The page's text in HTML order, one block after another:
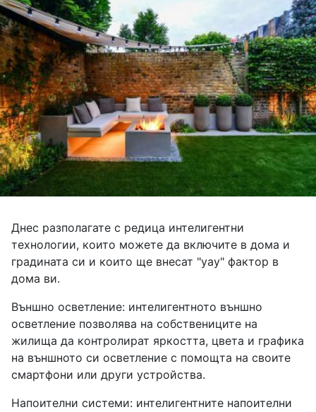
Днес разполагате с редица интелигентни
технологии, които можете да включите в дома и
градината си и които ще внесат "уау" фактор в
дома ви.
Външно осветление: интелигентното външно
осветление позволява на собствениците на
жилища да контролират яркостта, цвета и графика
на външното си осветление с помощта на своите
смартфони или други устройства.
Напоителни системи: интелигентните напоителни